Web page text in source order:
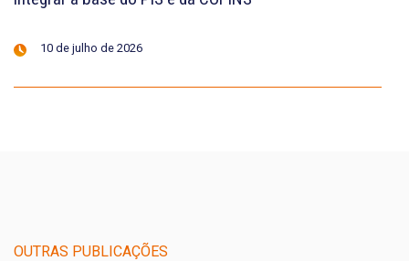
10 de julho de 2026
OUTRAS PUBLICAÇÕES